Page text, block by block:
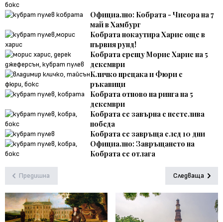
Официално: Кобрата - Чисора на 7
май в Хамбург
Кобрата нокаутира Харис още в
първия рунд!
Кобрата срещу Морис Харис на 5
декември
Кличко прецака и Фюри с
ръкавици
Кобрата отново на ринга на 5
декември
Кобрата се завърна с пестелива
победа
Кобрата се завръща след 10 дни
Официално: Завръщането на
Кобрата се отлага
Предишна Следваща